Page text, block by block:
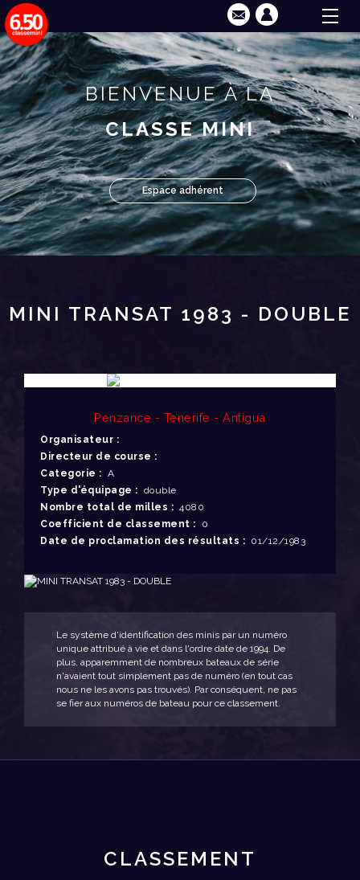
BIENVENUE À LA
CLASSE MINI
Espace adhérent
MINI TRANSAT 1983 - DOUBLE
Penzance - Tenerife - Antigua
Organisateur :
Directeur de course :
Categorie : A
Type d'équipage : double
Nombre total de milles : 4080
Coefficient de classement : 0
Date de proclamation des résultats : 01/12/1983
Le système d'identification des minis par un numéro
unique attribué à vie et dans l'ordre date de 1994. De
plus, apparemment de nombreux bateaux de série
n'avaient tout simplement pas de numéro (en tout cas
nous ne les avons pas trouvés). Par conséquent, ne pas
se fier aux numéros de bateau pour ce classement.
CLASSEMENT